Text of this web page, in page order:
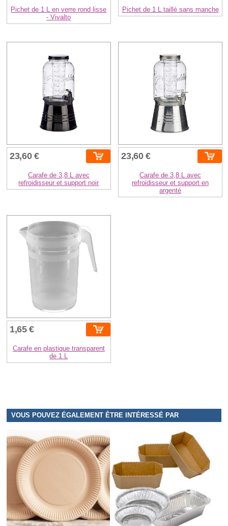
Pichet de 1 L en verre rond lisse
- Vivalto
Pichet de 1 L taillé sans manche
23,60 €
Carafe de 3,8 L avec
refroidisseur et support noir
23,60 €
Carafe de 3,8 L avec
refroidisseur et support en
argenté
1,65 €
Carafe en plastique transparent
de 1 L
VOUS POUVEZ ÉGALEMENT ÊTRE INTÉRESSÉ PAR